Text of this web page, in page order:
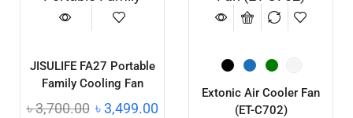
JISULIFE FA27 Portable
Family Cooling Fan
৳3,700.00 ৳3,499.00
Extonic Air Cooler Fan
(ET-C702)